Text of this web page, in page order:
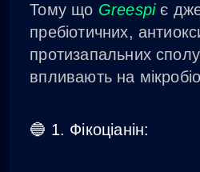
Тому що Greespiє
пребіотичних,
протизапальних
впливають на
🔵 1. Фікоціанін: